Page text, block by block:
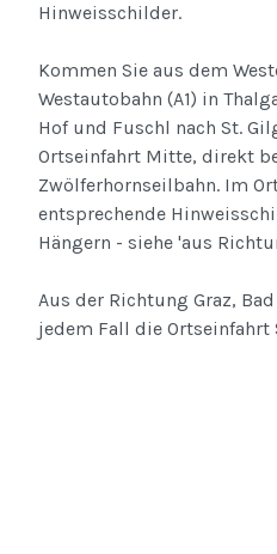
Hinweisschilder.
Kommen Sie aus dem
Westautobahn (A1) in
Hof und Fuschl nach St.
Ortseinfahrt Mitte, direkt
Zwölferhornseilbahn. Im
entsprechende
Hängern - siehe 'aus
Aus der Richtung Graz,
jedem Fall die Ortseinfahrt